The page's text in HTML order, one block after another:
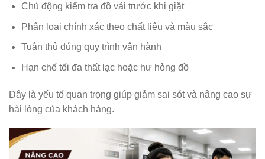
Chủ động kiểm tra đồ vải trước khi giặt
Phân loại chính xác theo chất liệu và màu sắc
Tuân thủ đúng quy trình vận hành
Hạn chế tối đa thất lạc hoặc hư hỏng đồ
Đây là yếu tố quan trọng giúp giảm sai sót và nâng cao sự
hài lòng của khách hàng.